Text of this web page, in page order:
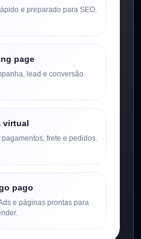
e preparado para SEO.
page
lead e conversão.
virtual
frete e pedidos.
pago
e páginas prontas para